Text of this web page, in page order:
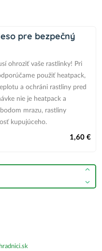
pre bezpečný
ohroziť vaše rastlinky! Pri
použiť heatpack,
a ochráni rastliny pred
nie je heatpack a
mrazu, rastliny
kupujúceho.
1,60 €